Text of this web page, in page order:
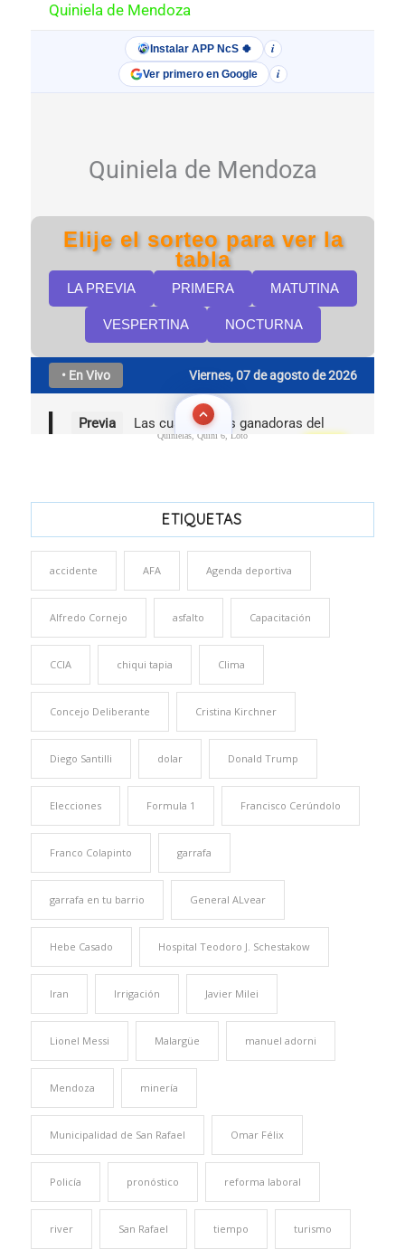
Quinielas, Quini 6, Loto
ETIQUETAS
accidente AFA Agenda deportiva
Alfredo Cornejo asfalto Capacitación
CCIA chiqui tapia Clima
Concejo Deliberante Cristina Kirchner
Diego Santilli dolar Donald Trump
Elecciones Formula 1 Francisco Cerúndolo
Franco Colapinto garrafa
garrafa en tu barrio General ALvear
Hebe Casado Hospital Teodoro J. Schestakow
Iran Irrigación Javier Milei
Lionel Messi Malargüe manuel adorni
Mendoza minería
Municipalidad de San Rafael Omar Félix
Policía pronóstico reforma laboral
river San Rafael tiempo turismo